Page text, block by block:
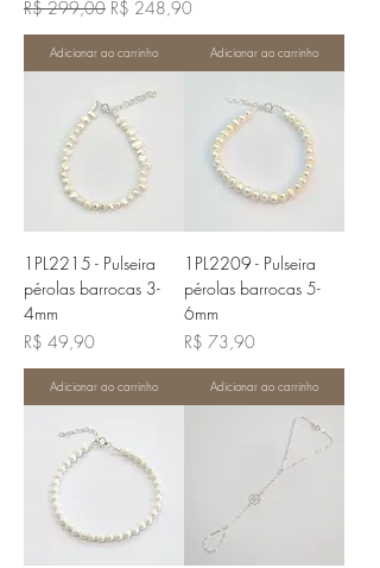
Preço normal
R$ 299,00 Preço promocional
R$ 248,90
Adicionar ao carrinho Adicionar ao carrinho
1PL2215 - Pulseira
pérolas barrocas 3-
4mm
Preço
R$ 49,90
Adicionar ao carrinho
1PL2209 - Pulseira
pérolas barrocas 5-
6mm
Preço
R$ 73,90
Adicionar ao carrinho